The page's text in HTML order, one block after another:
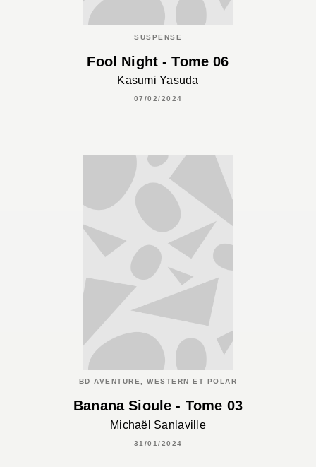
SUSPENSE
Fool Night - Tome 06
Kasumi Yasuda
07/02/2024
BD AVENTURE, WESTERN ET POLAR
Banana Sioule - Tome 03
Michaël Sanlaville
31/01/2024